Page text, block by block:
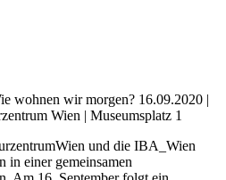
wohnen wir morgen? 16.09.2020 |
Wien | Museumsplatz 1
und die IBA_Wien
in einer gemeinsamen